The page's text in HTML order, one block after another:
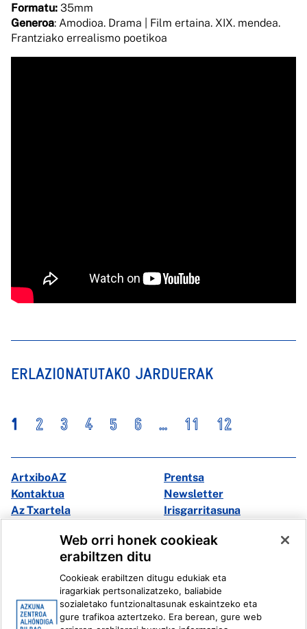
Formatu: 35mm
Generoa: Amodioa. Drama | Film ertaina. XIX. mendea.
Frantziako errealismo poetikoa
ERLAZIONATUTAKO JARDUERAK
1 2 3 4 5 6 ... 11 12
ArtxiboAZ
Prentsa
Kontaktua
Newsletter
Az Txartela
Irisgarritasuna
Instagram
Youtube
Linkedin
Ivoox
Web orri honek cookieak
erabiltzen ditu
Cookieak erabiltzen ditugu edukiak eta
iragarkiak pertsonalizatzeko, baliabide
sozialetako funtzionaltasunak eskaintzeko eta
gure trafikoa aztertzeko. Era berean, gure web